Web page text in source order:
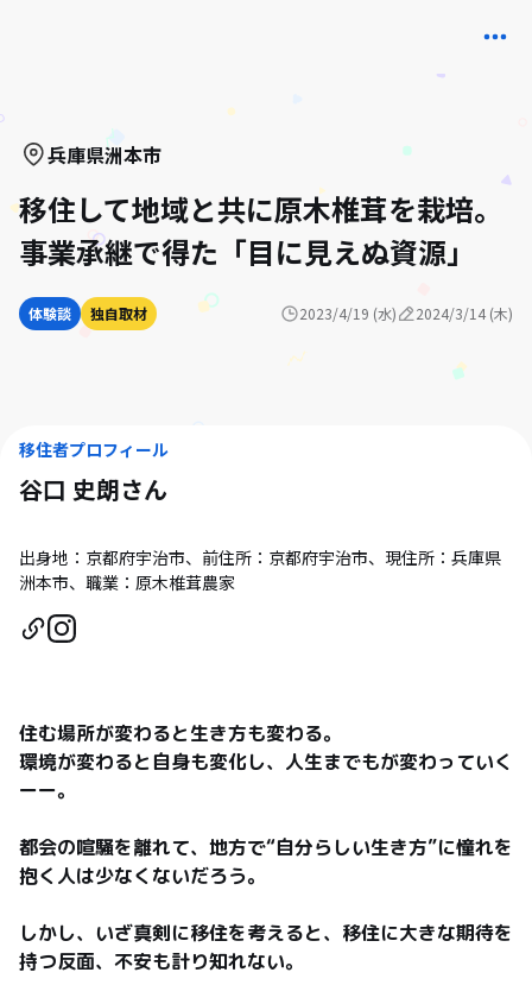
兵庫県洲本市
移住して地域と共に原木椎茸を栽培。
事業承継で得た「目に見えぬ資源」
体験談 独自取材 2023/4/19 (水) 2024/3/14 (木)
移住者プロフィール
谷口 史朗さん
出身地：京都府宇治市、前住所：京都府宇治市、現住所：兵庫県
洲本市、職業：原木椎茸農家
住む場所が変わると生き方も変わる。
環境が変わると自身も変化し、人生までもが変わっていく
ーー。
都会の喧騒を離れて、地方で“自分らしい生き方”に憧れを
抱く人は少なくないだろう。
しかし、いざ真剣に移住を考えると、移住に大きな期待を
持つ反面、不安も計り知れない。